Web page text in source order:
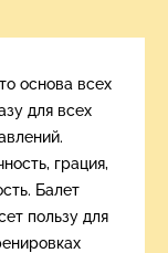
основа всех
для всех
грация,
Балет
пользу для